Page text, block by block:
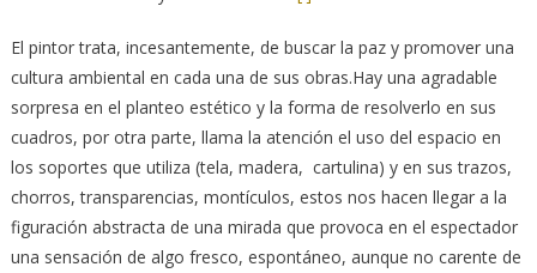
El pintor trata, incesantemente, de buscar la paz y promover una
cultura ambiental en cada una de sus obras.Hay una agradable
sorpresa en el planteo estético y la forma de resolverlo en sus
cuadros, por otra parte, llama la atención el uso del espacio en
los soportes que utiliza (tela, madera, cartulina) y en sus trazos,
chorros, transparencias, montículos, estos nos hacen llegar a la
figuración abstracta de una mirada que provoca en el espectador
una sensación de algo fresco, espontáneo, aunque no carente de